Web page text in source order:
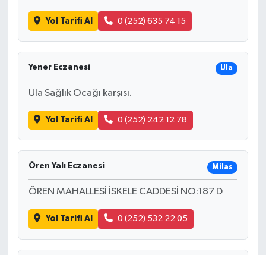
Yol Tarifi Al 0 (252) 635 74 15
Yener Eczanesi Ula
Ula Sağlık Ocağı karşısı.
Yol Tarifi Al 0 (252) 242 12 78
Ören Yalı Eczanesi Milas
ÖREN MAHALLESİ İSKELE CADDESİ NO:187 D
Yol Tarifi Al 0 (252) 532 22 05